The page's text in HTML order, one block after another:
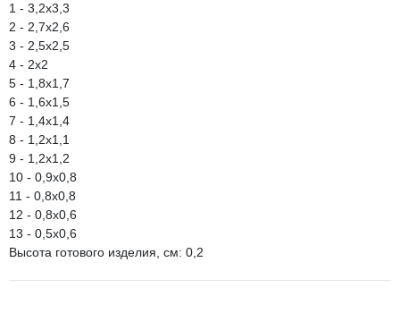
1 - 3,2х3,3
2 - 2,7х2,6
3 - 2,5х2,5
4 - 2х2
5 - 1,8х1,7
6 - 1,6х1,5
7 - 1,4х1,4
8 - 1,2х1,1
9 - 1,2х1,2
10 - 0,9х0,8
11 - 0,8х0,8
12 - 0,8х0,6
13 - 0,5х0,6
Высота готового изделия, см: 0,2